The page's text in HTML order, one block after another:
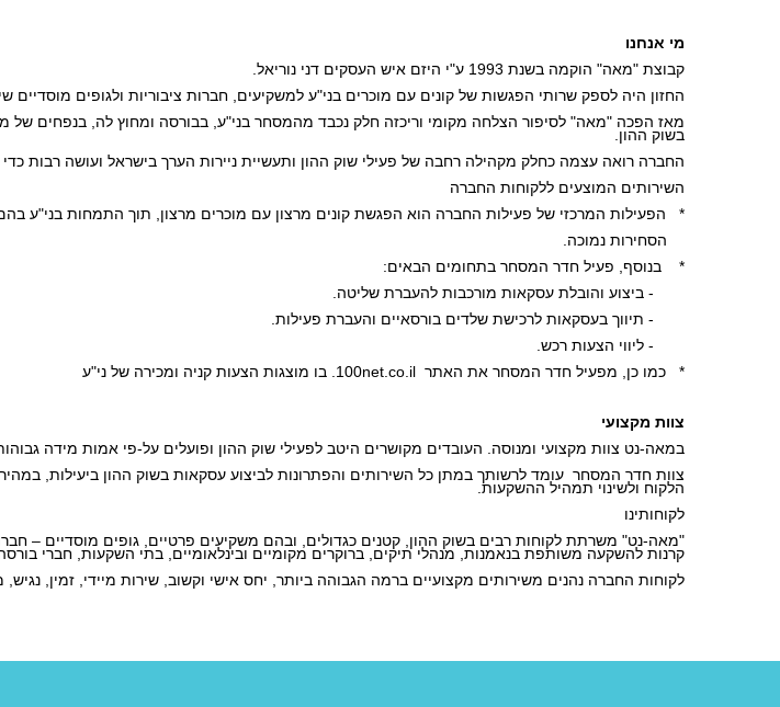
מי אנחנו
קבוצת "מאה" הוקמה בשנת 1993 ע"י היזם איש העסקים דני נוריאל.
החזון היה לספק שרותי הפגשות של קונים עם מוכרים בני"ע למשקיעים, חברות ציבוריות ולגופים מוסדיים
בשוק ההון.
החברה רואה עצמה כחלק מקהילה רחבה של פעילי שוק ההון ותעשיית ניירות הערך בישראל ועושה רבות
השירותים המוצעים ללקוחות החברה
*   הפעילות המרכזי של פעילות החברה הוא הפגשת קונים מרצון עם מוכרים מרצון, תוך התמחות בני"ע
הסחירות נמוכה.
*    בנוסף, פעיל חדר המסחר בתחומים הבאים:
- ביצוע והובלת עסקאות מורכבות להעברת שליטה.
- תיווך בעסקאות לרכישת שלדים בורסאיים והעברת פעילות.
- ליווי הצעות רכש.
*   כמו כן, מפעיל חדר המסחר את האתר  100net.co.il. בו מוצגות הצעות קניה ומכירה של ני"ע
צוות מקצועי
במאה-נט צוות מקצועי ומנוסה. העובדים מקושרים היטב לפעילי שוק ההון ופועלים על-פי אמות מידה
הלקוח ולשינוי תמהיל ההשקעות.
לקוחותינו
קרנות להשקעה משותפת בנאמנות, מנהלי תיקים, ברוקרים מקומיים ובינלאומיים, בתי השקעות, חברי
לקוחות החברה נהנים משירותים מקצועיים ברמה הגבוהה ביותר, יחס אישי וקשוב, שירות מיידי, זמין,